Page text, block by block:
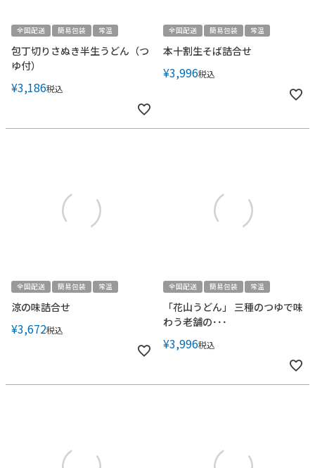
全国配送 簡易包装 常温
包丁切りさぬき半生うどん（つ
ゆ付）
¥3,186税込
全国配送 簡易包装 常温
本十割生そば詰合せ
¥3,996税込
全国配送 簡易包装 常温
涼の味詰合せ
¥3,672税込
全国配送 簡易包装 常温
「花山うどん」 三種のつゆで味
わう老舗の･･･
¥3,996税込